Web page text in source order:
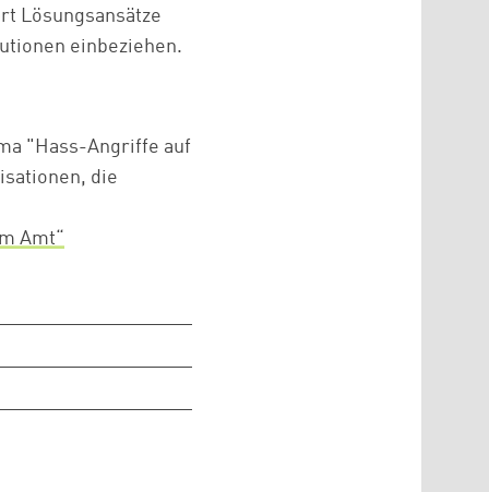
Lösungsansätze
einbeziehen.
"Hass-Angriffe auf
die
Amt“